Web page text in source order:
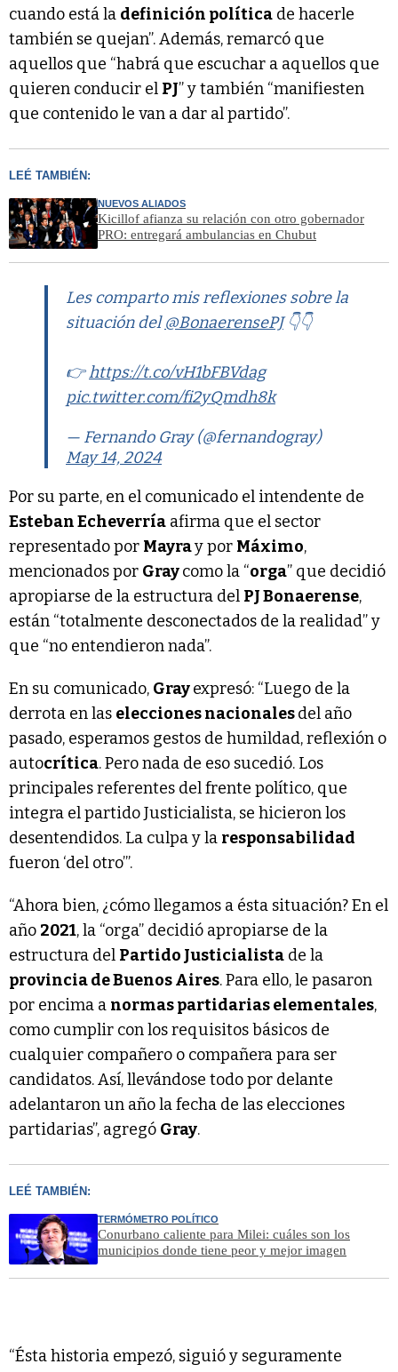
cuando está la definición política de hacerle
también se quejan”. Además, remarcó que
aquellos que “habrá que escuchar a aquellos que
quieren conducir el PJ” y también “manifiesten
que contenido le van a dar al partido”.
LEÉ TAMBIÉN:
NUEVOS ALIADOS
Kicillof afianza su relación con otro gobernador
PRO: entregará ambulancias en Chubut
Les comparto mis reflexiones sobre la
situación del@BonaerensePJ👇👇
👉https://t.co/vH1bFBVdag
pic.twitter.com/fi2yQmdh8k
— Fernando Gray (@fernandogray)
May 14, 2024
Por su parte, en el comunicado el intendente de
Esteban Echeverría afirma que el sector
representado por Mayray por Máximo,
mencionados por Graycomo la “orga” que decidió
apropiarse de la estructura del PJ Bonaerense,
están “totalmente desconectados de la realidad” y
que “no entendieron nada”.
En su comunicado, Grayexpresó: “Luego de la
derrota en las elecciones nacionalesdel año
pasado, esperamos gestos de humildad, reflexión o
autocrítica. Pero nada de eso sucedió. Los
principales referentes del frente político, que
integra el partido Justicialista, se hicieron los
desentendidos. La culpa y la responsabilidad
fueron ‘del otro’”.
“Ahora bien, ¿cómo llegamos a ésta situación? En el
año 2021, la “orga” decidió apropiarse de la
estructura del Partido Justicialista de la
provincia de Buenos Aires. Para ello, le pasaron
por encima a normas partidarias elementales,
como cumplir con los requisitos básicos de
cualquier compañero o compañera para ser
candidatos. Así, llevándose todo por delante
adelantaron un año la fecha de las elecciones
partidarias”, agregó Gray.
LEÉ TAMBIÉN:
TERMÓMETRO POLÍTICO
Conurbano caliente para Milei: cuáles son los
municipios donde tiene peor y mejor imagen
“Ésta historia empezó, siguió y seguramente